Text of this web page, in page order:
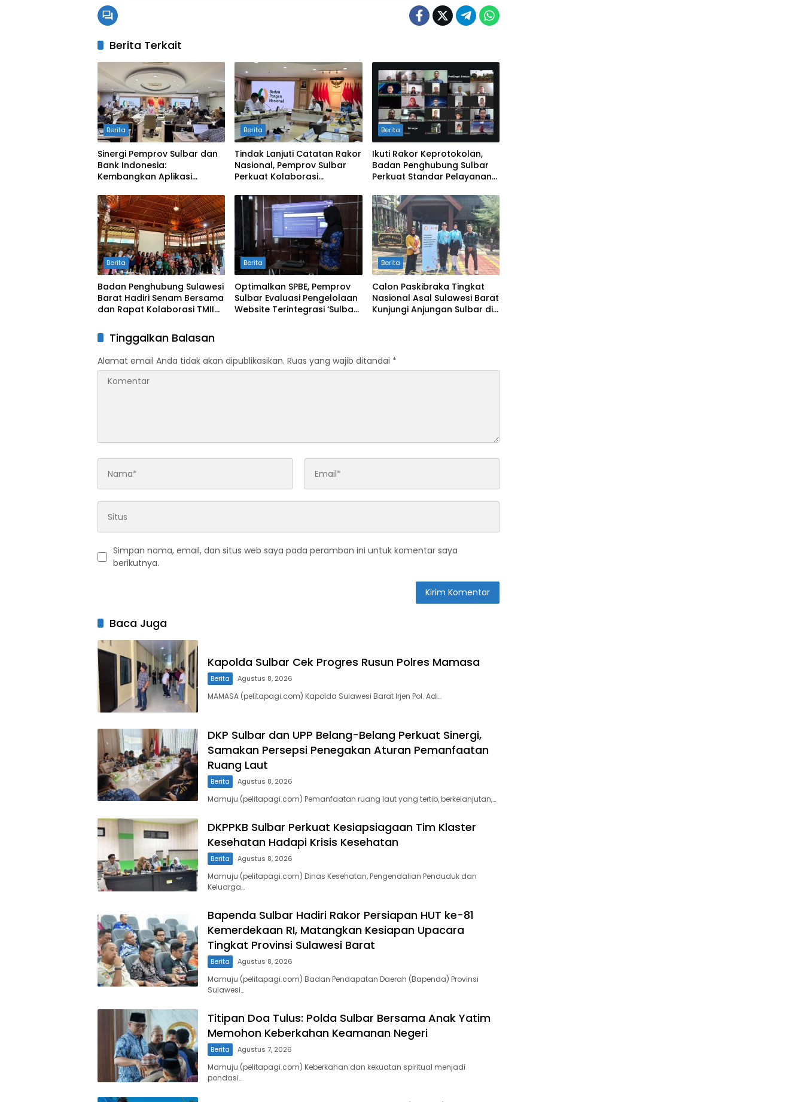
Berita Terkait
Berita
Sinergi Pemprov Sulbar dan
Bank Indonesia:
Kembangkan Aplikasi
Harga Pangan
Berita
Tindak Lanjuti Catatan Rakor
Nasional, Pemprov Sulbar
Perkuat Kolaborasi
BSPS
Berita
Ikuti Rakor Keprotokolan,
Badan Penghubung Sulbar
Perkuat Standar Pelayanan
Berita
Badan Penghubung Sulawesi
Barat Hadiri Senam Bersama
dan Rapat Kolaborasi TMII
Berita
Optimalkan SPBE, Pemprov
Sulbar Evaluasi Pengelolaan
Website Terintegrasi ‘Sulbar
Berita
Calon Paskibraka Tingkat
Nasional Asal Sulawesi Barat
Kunjungi Anjungan Sulbar di
Tinggalkan Balasan
Alamat email Anda tidak akan dipublikasikan. Ruas yang wajib ditandai *
Simpan nama, email, dan situs web saya pada peramban ini untuk komentar saya
berikutnya.
Baca Juga
Kapolda Sulbar Cek Progres Rusun Polres Mamasa
Berita Agustus 8, 2026
MAMASA (pelitapagi.com) Kapolda Sulawesi Barat Irjen Pol. Adi…
DKP Sulbar dan UPP Belang-Belang Perkuat Sinergi,
Samakan Persepsi Penegakan Aturan Pemanfaatan
Ruang Laut
Berita Agustus 8, 2026
Mamuju (pelitapagi.com) Pemanfaatan ruang laut yang tertib, berkelanjutan,…
DKPPKB Sulbar Perkuat Kesiapsiagaan Tim Klaster
Kesehatan Hadapi Krisis Kesehatan
Berita Agustus 8, 2026
Mamuju (pelitapagi.com) Dinas Kesehatan, Pengendalian Penduduk dan
Keluarga…
Bapenda Sulbar Hadiri Rakor Persiapan HUT ke-81
Kemerdekaan RI, Matangkan Kesiapan Upacara
Tingkat Provinsi Sulawesi Barat
Berita Agustus 8, 2026
Mamuju (pelitapagi.com) Badan Pendapatan Daerah (Bapenda) Provinsi
Sulawesi…
Titipan Doa Tulus: Polda Sulbar Bersama Anak Yatim
Memohon Keberkahan Keamanan Negeri
Berita Agustus 7, 2026
Mamuju (pelitapagi.com) Keberkahan dan kekuatan spiritual menjadi
pondasi…